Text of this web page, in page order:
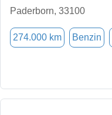
Paderborn, 33100
274.000 km Benzin